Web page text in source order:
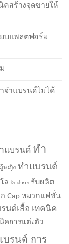
คสร้างจุดขายให้
บแพลตฟอร์ม
จำแบรนด์ไม่ได้
แบรนด์ ทำ
หญิง ทำแบรนด์
ล รับทำบง รับผลิต
Cap หมวกแฟชั่น
นด์เสื้อ เทคนิค
คการแต่งตัว
บรนด์ การ